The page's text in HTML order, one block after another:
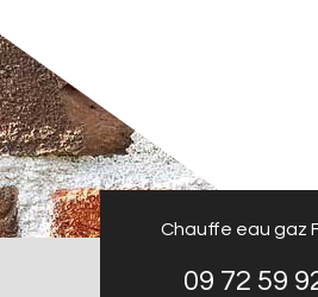
Chauffe eau gaz
09 72 59